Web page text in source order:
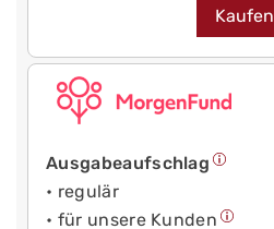
Kaufen
Ausgabeaufschlag
• regulär
• für unsere Kunden